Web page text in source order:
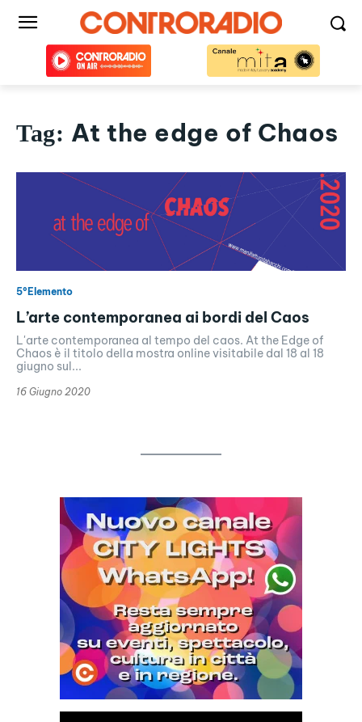
Tag: At the edge of Chaos
5°Elemento
L’arte contemporanea ai bordi del Caos
L'arte contemporanea al tempo del caos. At the Edge of
Chaos è il titolo della mostra online visitabile dal 18 al 18
giugno sul...
16 Giugno 2020